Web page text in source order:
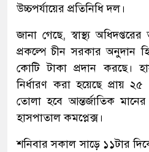
উচ্চপর্যায়ের প্রতিনিধি দল।
জানা গেছে, স্বাস্থ্য অধিদপ্তরের
প্রকল্পে চীন সরকার অনুদান
কোটি টাকা প্রদান করছে।
নির্ধারণ করা হয়েছে প্রায়
তোলা হবে আন্তর্জাতিক
হাসপাতাল কমপ্লেক্স।
শনিবার সকাল সাড়ে ১১টার